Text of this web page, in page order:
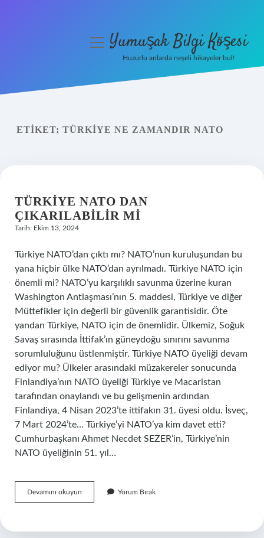
Yasal Uyarı
menüyüYumuşak Bilgi Köşesi
Huzurlu anlarda neşeli hikayeler bul!
ETIKET: TÜRKIYE NE ZAMANDIR NATO
TÜRKIYE NATO DAN
ÇIKARILABILIR MI
Tarih: Ekim 13, 2024
Türkiye NATO’dan çıktı mı? NATO’nun kuruluşundan bu
yana hiçbir ülke NATO’dan ayrılmadı. Türkiye NATO için
önemli mi? NATO’yu karşılıklı savunma üzerine kuran
Washington Antlaşması’nın 5. maddesi, Türkiye ve diğer
Müttefikler için değerli bir güvenlik garantisidir. Öte
yandan Türkiye, NATO için de önemlidir. Ülkemiz, Soğuk
Savaş sırasında İttifak’ın güneydoğu sınırını savunma
sorumluluğunu üstlenmiştir. Türkiye NATO üyeliği devam
ediyor mu? Ülkeler arasındaki müzakereler sonucunda
Finlandiya’nın NATO üyeliği Türkiye ve Macaristan
tarafından onaylandı ve bu gelişmenin ardından
Finlandiya, 4 Nisan 2023’te ittifakın 31. üyesi oldu. İsveç,
7 Mart 2024’te… Türkiye’yi NATO’ya kim davet etti?
Cumhurbaşkanı Ahmet Necdet SEZER’in, Türkiye’nin
NATO üyeliğinin 51. yıl…
Devamını okuyun
Nato
Mi
Yorum Bırak